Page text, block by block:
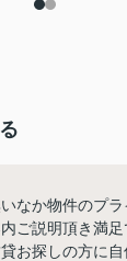
なか物件のプ
ご説明頂き満足
お探しの方に